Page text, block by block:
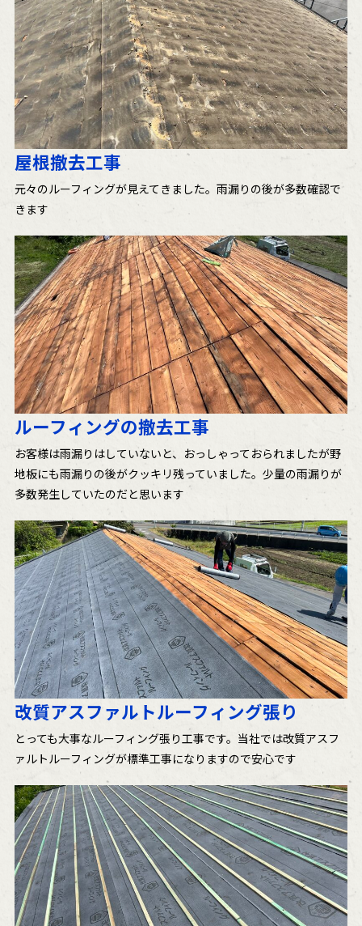
屋根撤去工事
元々のルーフィングが見えてきました。雨漏りの後が多数確認で
きます
ルーフィングの撤去工事
お客様は雨漏りはしていないと、おっしゃっておられましたが野
地板にも雨漏りの後がクッキリ残っていました。少量の雨漏りが
多数発生していたのだと思います
改質アスファルトルーフィング張り
とっても大事なルーフィング張り工事です。当社では改質アスフ
ァルトルーフィングが標準工事になりますので安心です